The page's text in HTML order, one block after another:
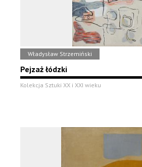
Władysław Strzemiński
Pejzaż łódzki
Kolekcja Sztuki XX i XXI wieku